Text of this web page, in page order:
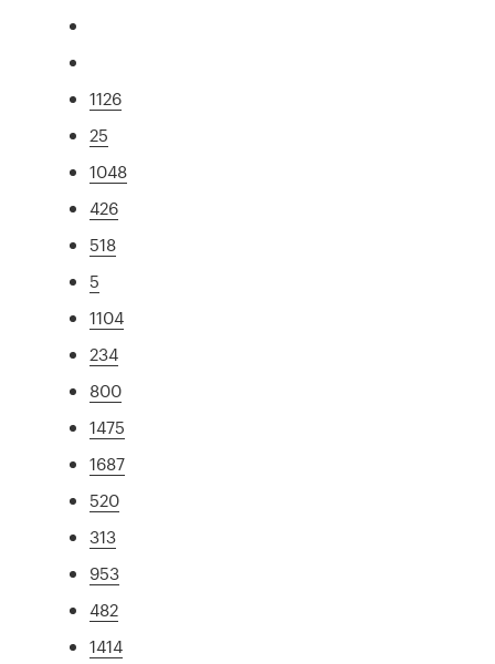
1126
25
1048
426
518
5
1104
234
800
1475
1687
520
313
953
482
1414